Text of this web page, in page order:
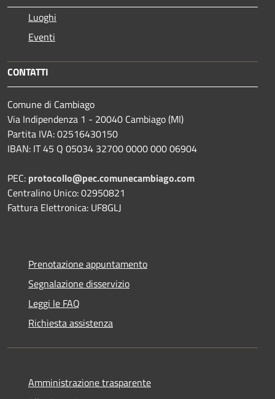
Luoghi
Eventi
CONTATTI
Comune di Cambiago
Via Indipendenza 1 - 20040 Cambiago (MI)
Partita IVA: 02516430150
IBAN: IT 45 Q 05034 32700 0000 000 06904
PEC: protocollo@pec.comunecambiago.com
Centralino Unico: 02950821
Fattura Elettronica: UF8GLJ
Prenotazione appuntamento
Segnalazione disservizio
Leggi le FAQ
Richiesta assistenza
Amministrazione trasparente